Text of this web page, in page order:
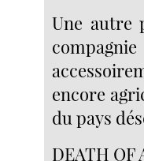
Une autre
encore
du pays
DEATH OF